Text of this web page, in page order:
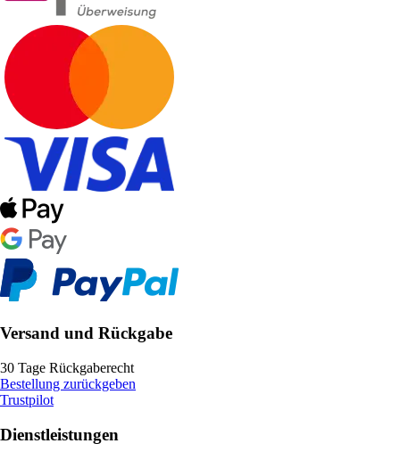
Versand und Rückgabe
30 Tage Rückgaberecht
Bestellung zurückgeben
Trustpilot
Dienstleistungen